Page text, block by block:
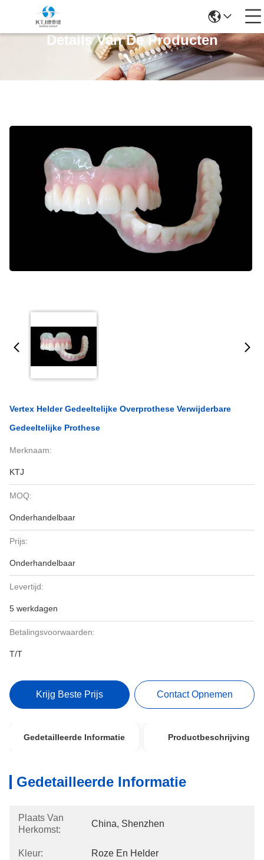
Details Van De Producten
Vertex Helder Gedeeltelijke Overprothese Verwijderbare
Gedeeltelijke Prothese
Merknaam:
KTJ
MOQ:
Onderhandelbaar
Prijs:
Onderhandelbaar
Levertijd:
5 werkdagen
Betalingsvoorwaarden:
T/T
Krijg Beste Prijs Contact Opnemen
Gedetailleerde Informatie Productbeschrijving
Gedetailleerde Informatie
Plaats Van
Herkomst:
China, Shenzhen
Kleur: Roze En Helder